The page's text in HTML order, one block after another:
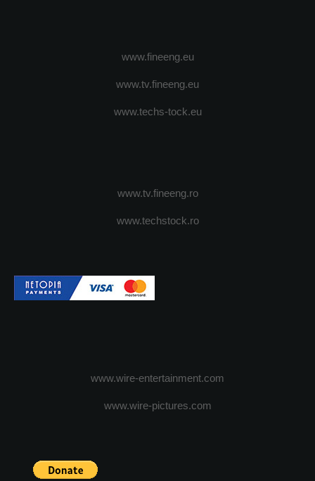
www.fineeng.eu
www.tv.fineeng.eu
www.techs-tock.eu
www.tv.fineeng.ro
www.techstock.ro
www.wire-entertainment.com
www.wire-pictures.com